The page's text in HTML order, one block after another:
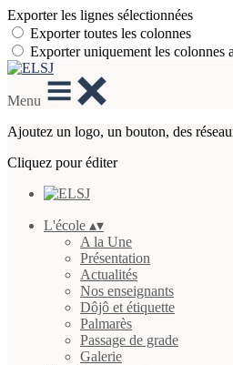
Exporter les lignes sélectionnées
Exporter toutes les colonnes
Exporter uniquement les colonnes
Menu
Ajoutez un logo, un bouton, des
Cliquez pour éditer
L'école ▴▾
A la Une
Présentation
Actualités
Nos enseignants
Dôjô et étiquette
Palmarès
Passage de grade
Galerie